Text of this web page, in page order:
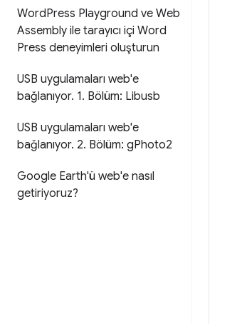
WordPress Playground ve Web
Assembly ile tarayıcı içi Word
Press deneyimleri oluşturun
USB uygulamaları web'e
bağlanıyor. 1. Bölüm: Libusb
USB uygulamaları web'e
bağlanıyor. 2. Bölüm: gPhoto2
Google Earth'ü web'e nasıl
getiriyoruz?